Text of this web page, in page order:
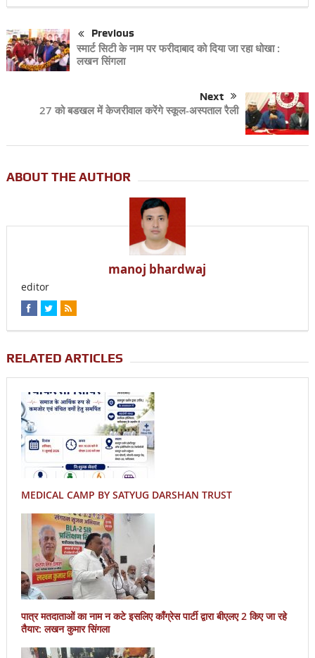
Previous
स्मार्ट सिटी के नाम पर फरीदाबाद को दिया जा रहा धोखा :
लखन सिंगला
Next
27 को बडखल में केजरीवाल करेंगे स्कूल-अस्पताल रैली
ABOUT THE AUTHOR
manoj bhardwaj
editor
RELATED ARTICLES
MEDICAL CAMP BY SATYUG DARSHAN TRUST
पात्र मतदाताओं का नाम न कटे इसलिए काँग्रेस पार्टी द्वारा बीएलए 2 किए जा रहे
तैयार: लखन कुमार सिंगला